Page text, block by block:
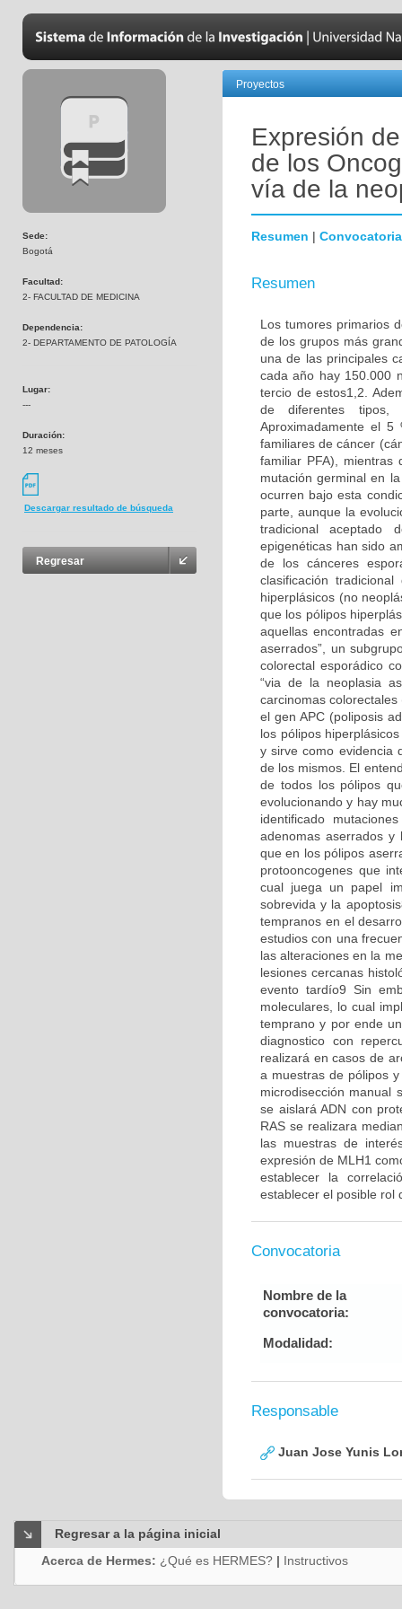
Sede:
Bogotá
Facultad:
2- FACULTAD DE MEDICINA
Dependencia:
2- DEPARTAMENTO DE PATOLOGÍA
Lugar:
---
Duración:
12 meses
Descargar resultado de búsqueda
Regresar
Proyectos
Expresión
de los
vía de la
Resumen | Convocatoria
Resumen
Los tumores primarios
de los grupos más
una de las principales
cada año hay 150.000
tercio de estos1,2.
de diferentes tipos,
Aproximadamente el
familiares de cáncer
familiar PFA), mientras
mutación germinal en
ocurren bajo esta
parte, aunque la
tradicional aceptado
epigenéticas han sido
de los cánceres
clasificación
hiperplásicos (no
que los pólipos
aquellas encontradas
aserrados”, un
colorectal esporádico
“via de la neoplasia
carcinomas
el gen APC (poliposis
los pólipos
y sirve como evidencia
de los mismos. El
de todos los pólipos
evolucionando y hay
identificado
adenomas aserrados y
que en los pólipos
protooncogenes que
cual juega un papel
sobrevida y la
tempranos en el
estudios con una
las alteraciones en la
lesiones cercanas
evento tardío9 Sin
moleculares, lo cual
temprano y por ende
diagnostico con
realizará en casos de
a muestras de pólipos
microdisección manual
se aislará ADN con
RAS se realizara
las muestras de
expresión de MLH1
establecer la
establecer el posible rol
Convocatoria
Nombre de la
convocatoria:
Modalidad:
Responsable
Juan Jose Yunis
Regresar a la página inicial
Acerca de Hermes: ¿Qué es HERMES? | Instructivos